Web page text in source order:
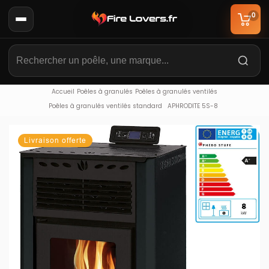
0
Accueil Poêles à granulés Poêles à granulés ventilés
Poêles à granulés ventilés standard
APHRODITE 5S-8
Livraison offerte